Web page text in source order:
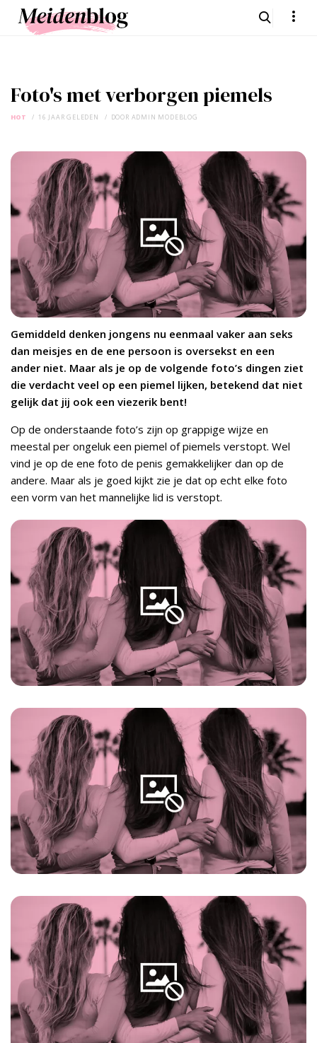
Foto's met verborgen piemels
HOT 16 JAAR GELEDEN DOOR ADMIN MODEBLOG
Gemiddeld denken jongens nu eenmaal vaker aan seks
dan meisjes en de ene persoon is oversekst en een
ander niet. Maar als je op de volgende foto’s dingen ziet
die verdacht veel op een piemel lijken, betekend dat niet
gelijk dat jij ook een viezerik bent!
Op de onderstaande foto’s zijn op grappige wijze en
meestal per ongeluk een piemel of piemels verstopt. Wel
vind je op de ene foto de penis gemakkelijker dan op de
andere. Maar als je goed kijkt zie je dat op echt elke foto
een vorm van het mannelijke lid is verstopt.